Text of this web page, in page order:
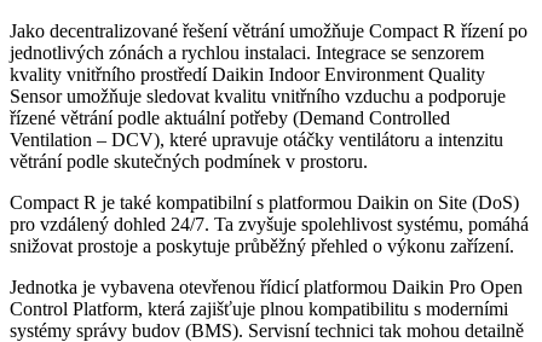
Jako decentralizované řešení větrání umožňuje Compact R řízení po
jednotlivých zónách a rychlou instalaci. Integrace se senzorem
kvality vnitřního prostředí Daikin Indoor Environment Quality
Sensor umožňuje sledovat kvalitu vnitřního vzduchu a podporuje
řízené větrání podle aktuální potřeby (Demand Controlled
Ventilation – DCV), které upravuje otáčky ventilátoru a intenzitu
větrání podle skutečných podmínek v prostoru.
Compact R je také kompatibilní s platformou Daikin on Site (DoS)
pro vzdálený dohled 24/7. Ta zvyšuje spolehlivost systému, pomáhá
snižovat prostoje a poskytuje průběžný přehled o výkonu zařízení.
Jednotka je vybavena otevřenou řídicí platformou Daikin Pro Open
Control Platform, která zajišťuje plnou kompatibilitu s moderními
systémy správy budov (BMS). Servisní technici tak mohou detailně